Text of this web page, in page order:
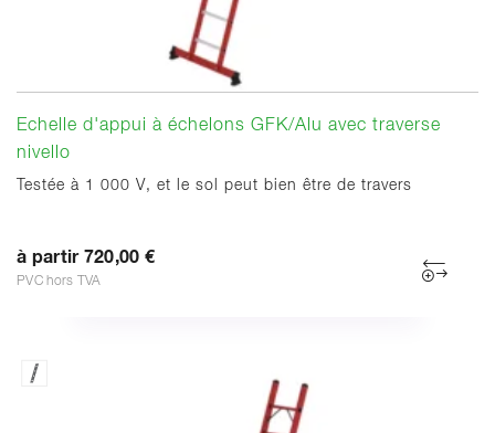
Echelle d'appui à échelons GFK/Alu avec traverse
nivello
Testée à 1 000 V, et le sol peut bien être de travers
à partir 720,00 €
PVC hors TVA